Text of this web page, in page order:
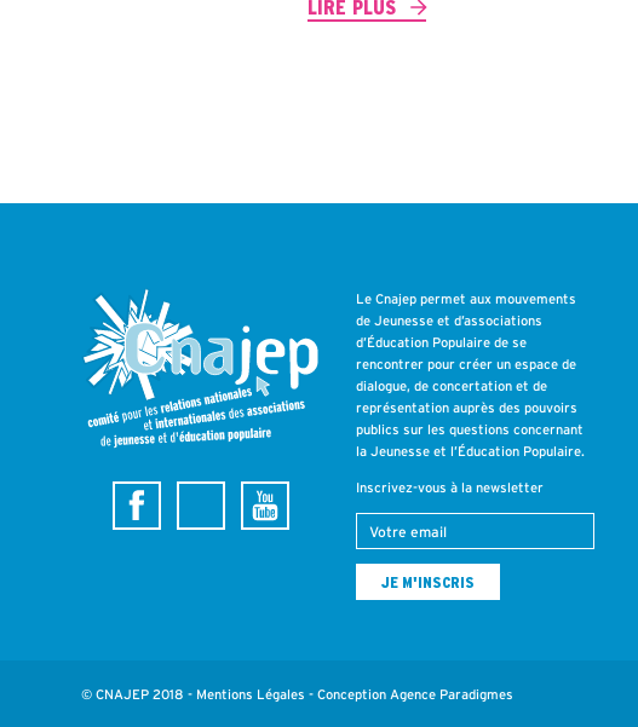
LIRE PLUS
Le Cnajep permet aux mouvements
de Jeunesse et d’associations
d’Éducation Populaire de se
rencontrer pour créer un espace de
dialogue, de concertation et de
représentation auprès des pouvoirs
publics sur les questions concernant
la Jeunesse et l’Éducation Populaire.
Inscrivez-vous à la newsletter
© CNAJEP 2018 - Mentions Légales - Conception Agence Paradigmes